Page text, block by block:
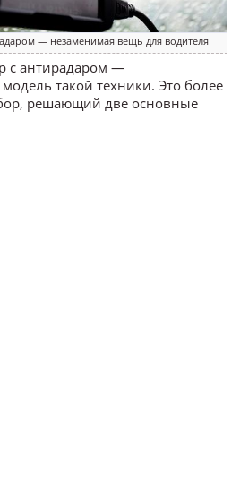
— незаменимая вещь для водителя
с антирадаром —
такой техники. Это более
решающий две основные